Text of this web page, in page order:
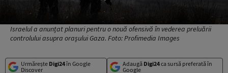
Israelul a anunțat planuri pentru o nouă ofensivă în vederea preluării
controlului asupra orașului Gaza. Foto: Profimedia Images
Urmărește Digi24în Google
Discover
Adaugă Digi24ca sursă preferată în
Google